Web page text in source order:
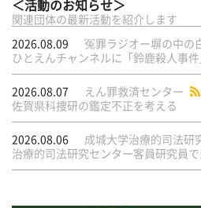
＜活動のお知らせ＞
関連団体の最新活動を紹介します
2026.08.09
冤罪ラジオー塀の中の
ひとえんチャンネルに「鈴鹿殺人事件
2026.08.07 えん罪救済センター
佐賀県科捜研の鑑定不正を考える
2026.08.06 成城大学治療的司法研